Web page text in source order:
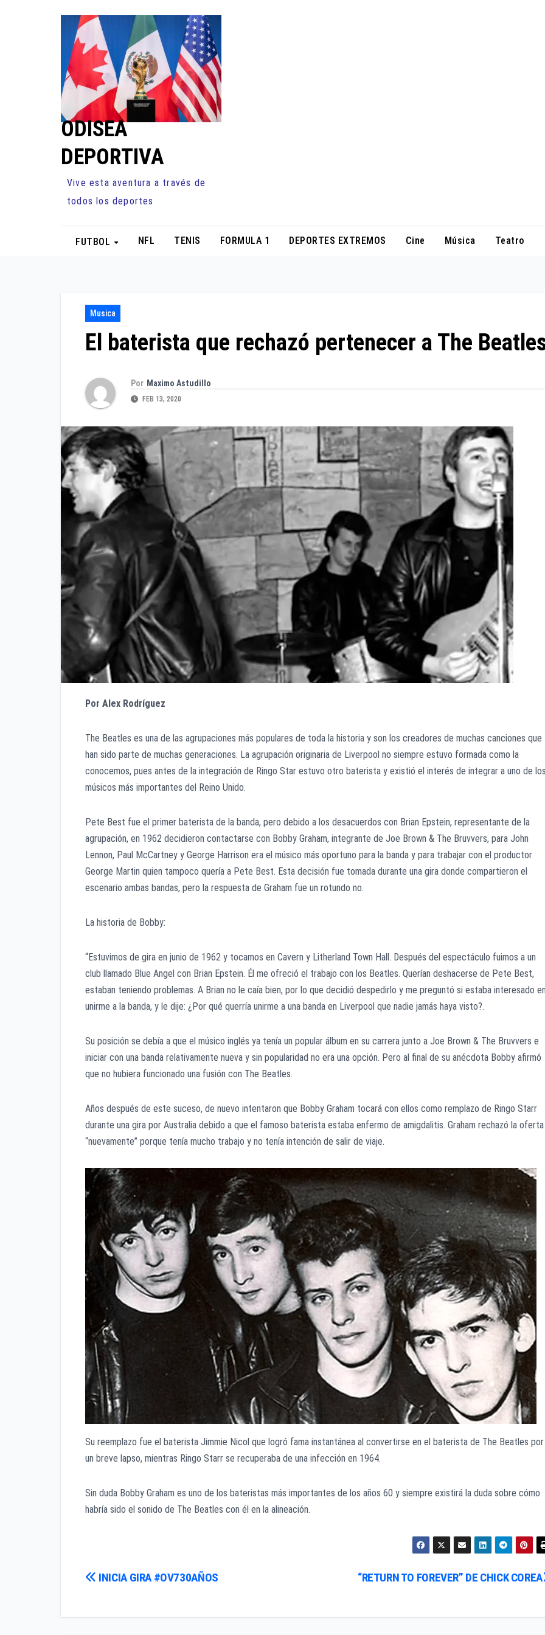
ODISEA
DEPORTIVA
Vive esta aventura a través de
todos los deportes
FUTBOL NFL TENIS FORMULA 1 DEPORTES EXTREMOS Cine Música Teatro
Musica
El baterista que rechazó pertenecer a The
Por Maximo Astudillo
FEB 13, 2020
Por Alex Rodríguez
The Beatles es una de las agrupaciones más populares de toda la historia y son los creadores de muchas canciones que
han sido parte de muchas generaciones. La agrupación originaria de Liverpool no siempre estuvo formada como la
conocemos, pues antes de la integración de Ringo Star estuvo otro baterista y existió el interés de integrar a uno de
músicos más importantes del Reino Unido.
Pete Best fue el primer baterista de la banda, pero debido a los desacuerdos con Brian Epstein, representante de la
agrupación, en 1962 decidieron contactarse con Bobby Graham, integrante de Joe Brown & The Bruvvers, para John
Lennon, Paul McCartney y George Harrison era el músico más oportuno para la banda y para trabajar con el productor
George Martin quien tampoco quería a Pete Best. Esta decisión fue tomada durante una gira donde compartieron el
escenario ambas bandas, pero la respuesta de Graham fue un rotundo no.
La historia de Bobby:
“Estuvimos de gira en junio de 1962 y tocamos en Cavern y Litherland Town Hall. Después del espectáculo fuimos a un
club llamado Blue Angel con Brian Epstein. Él me ofreció el trabajo con los Beatles. Querían deshacerse de Pete Best,
estaban teniendo problemas. A Brian no le caía bien, por lo que decidió despedirlo y me preguntó si estaba interesado
unirme a la banda, y le dije: ¿Por qué querría unirme a una banda en Liverpool que nadie jamás haya visto?.
Su posición se debía a que el músico inglés ya tenía un popular álbum en su carrera junto a Joe Brown & The Bruvvers e
iniciar con una banda relativamente nueva y sin popularidad no era una opción. Pero al final de su anécdota Bobby afirmó
que no hubiera funcionado una fusión con The Beatles.
Años después de este suceso, de nuevo intentaron que Bobby Graham tocará con ellos como remplazo de Ringo Starr
durante una gira por Australia debido a que el famoso baterista estaba enfermo de amigdalitis. Graham rechazó la oferta
“nuevamente” porque tenía mucho trabajo y no tenía intención de salir de viaje.
Su reemplazo fue el baterista Jimmie Nicol que logró fama instantánea al convertirse en el baterista de The Beatles por
un breve lapso, mientras Ringo Starr se recuperaba de una infección en 1964.
Sin duda Bobby Graham es uno de los bateristas más importantes de los años 60 y siempre existirá la duda sobre cómo
habría sido el sonido de The Beatles con él en la alineación.
Navegación
“RETURN TO FOREVER” DE CHICK COREA
INICIA GIRA #OV730AÑOS